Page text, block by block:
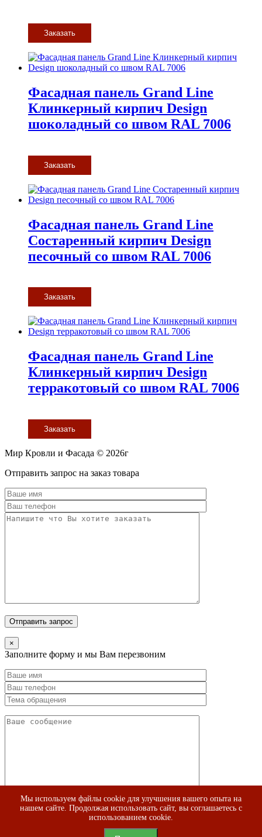
Мы используем файлы cookie для улучшения вашего опыта на
нашем сайте. Продолжая использовать сайт, вы соглашаетесь с
использованием cookie.
Заказать
Фасадная панель Grand Line
Клинкерный кирпич Design
шоколадный со швом RAL 7006
Заказать
Фасадная панель Grand Line
Состаренный кирпич Design
песочный со швом RAL 7006
Заказать
Фасадная панель Grand Line
Клинкерный кирпич Design
терракотовый со швом RAL 7006
Заказать
Мир Кровли и Фасада © 2026г
Прокрутить
Отправить запрос на заказ товара
×
Заполните форму и мы Вам перезвоним